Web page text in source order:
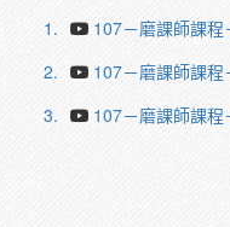
1.
107－磨課師課
2.
107－磨課師課
3.
107－磨課師課